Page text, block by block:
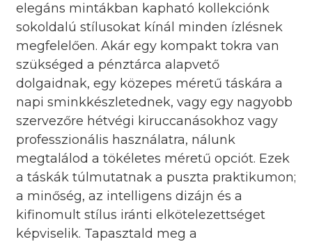
elegáns mintákban kapható kollekciónk
sokoldalú stílusokat kínál minden ízlésnek
megfelelően. Akár egy kompakt tokra van
szükséged a pénztárca alapvető
dolgaidnak, egy közepes méretű táskára a
napi sminkkészletednek, vagy egy nagyobb
szervezőre hétvégi kiruccanásokhoz vagy
professzionális használatra, nálunk
megtalálod a tökéletes méretű opciót. Ezek
a táskák túlmutatnak a puszta praktikumon;
a minőség, az intelligens dizájn és a
kifinomult stílus iránti elkötelezettséget
képviselik. Tapasztald meg a